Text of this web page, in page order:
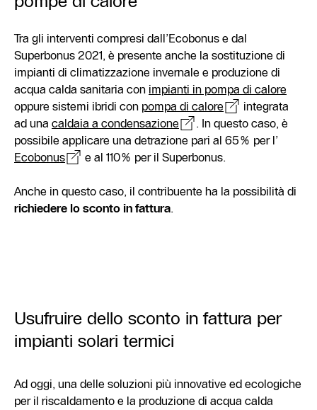
Tra gli interventi compresi dall’Ecobonus e dal
Superbonus 2021, è presente anche la sostituzione di
impianti di climatizzazione invernale e produzione di
acqua calda sanitaria con impianti in pompa di calore
oppure sistemi ibridi con pompa di calore
integrata
ad una caldaia a condensazione
. In questo caso, è
possibile applicare una detrazione pari al 65% per l’
Ecobonus
e al 110% per il Superbonus.
Anche in questo caso, il contribuente ha la possibilità di
richiedere lo sconto in fattura.
Usufruire dello sconto in fattura per
impianti solari termici
Ad oggi, una delle soluzioni più innovative ed ecologiche
per il riscaldamento e la produzione di acqua calda